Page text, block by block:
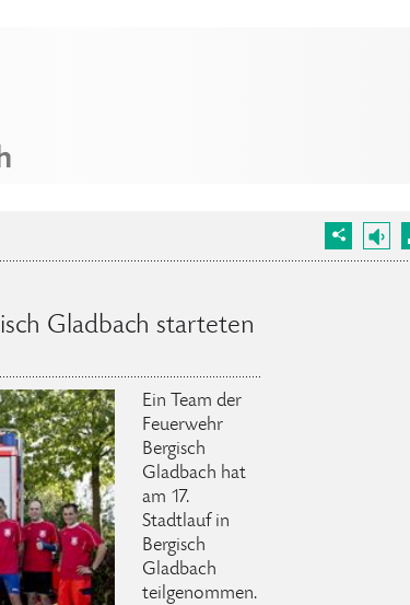
Gladbach starteten
Ein Team der
Feuerwehr
Bergisch
Gladbach hat
am 17.
Stadtlauf in
Bergisch
Gladbach
teilgenommen.